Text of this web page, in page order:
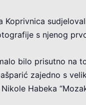
Koprivnica
s njenog
bilo prisutno na
zajedno s
Habeka